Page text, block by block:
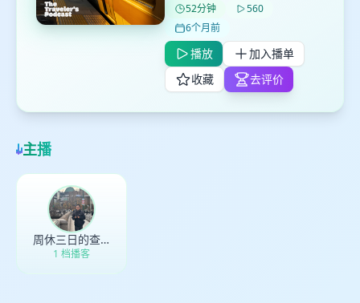
52分钟
560
6个月前
播放
加入播单
收藏
去评价
主播
周休三日的查克
1 档播客
最长200字
取消 确认删除